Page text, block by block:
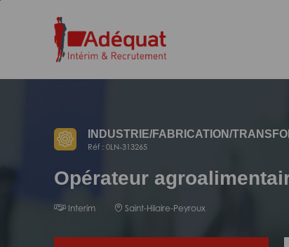
navigation
INDUSTRIE/FABRICATION/
Réf : 0LN-313265
Opérateur
Interim Saint-Hilaire-Peyroux